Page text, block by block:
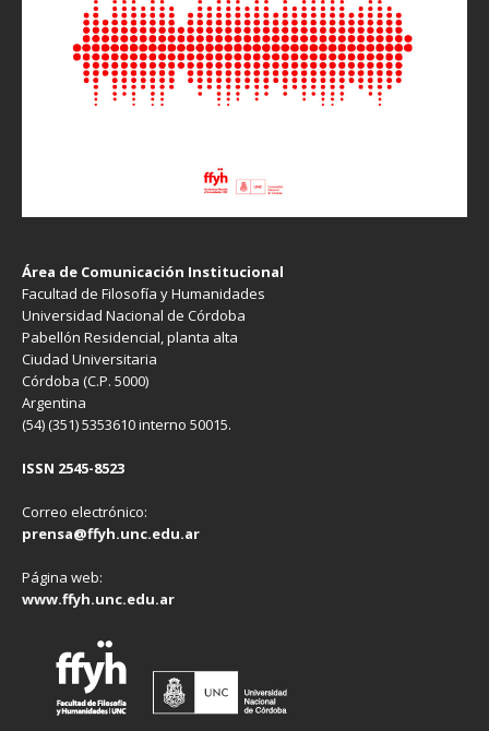
Área de Comunicación Institucional
Facultad de Filosofía y Humanidades
Universidad Nacional de Córdoba
Pabellón Residencial, planta alta
Ciudad Universitaria
Córdoba (C.P. 5000)
Argentina
(54) (351) 5353610 interno 50015.
ISSN 2545-8523
Correo electrónico:
prensa@ffyh.unc.edu.ar
Página web:
www.ffyh.unc.edu.ar